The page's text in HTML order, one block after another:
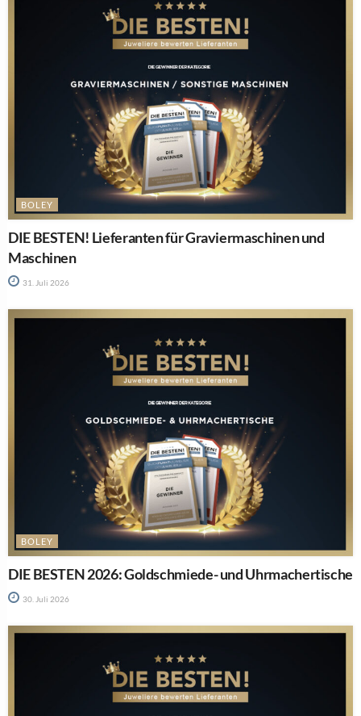
BOLEY
DIE BESTEN! Lieferanten für Graviermaschinen und
Maschinen
31. Juli 2026
BOLEY
DIE BESTEN 2026: Goldschmiede- und Uhrmachertische
30. Juli 2026